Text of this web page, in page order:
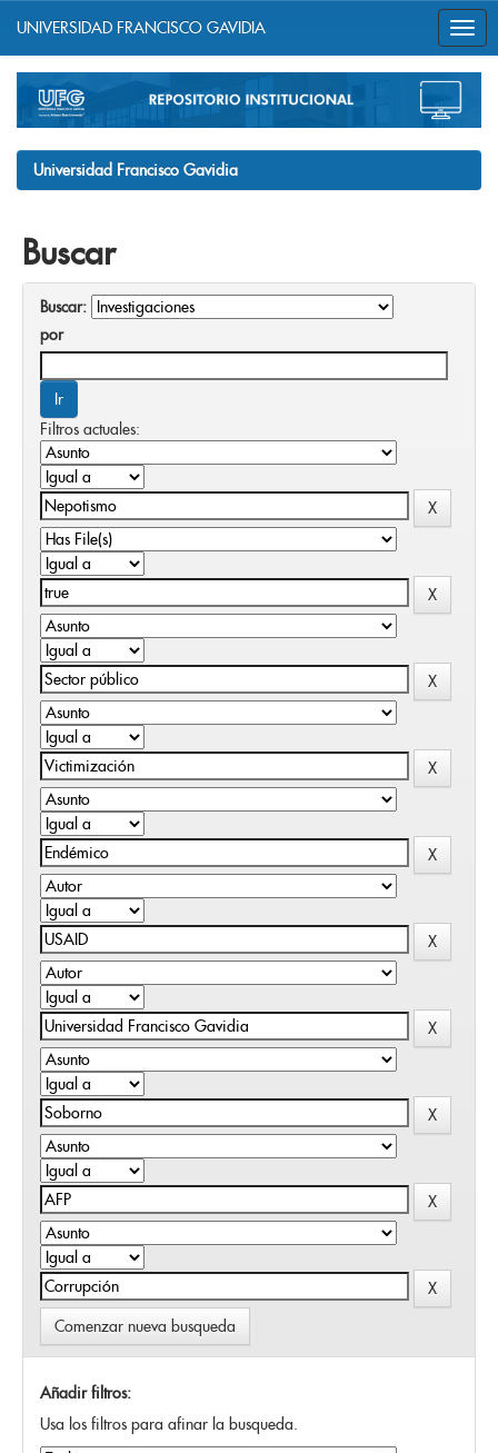
navigation
UNIVERSIDAD FRANCISCO GAVIDIA
Universidad Francisco Gavidia
Buscar
Buscar:
por
Filtros actuales:
Comenzar nueva busqueda
Añadir filtros:
Usa los filtros para afinar la busqueda.